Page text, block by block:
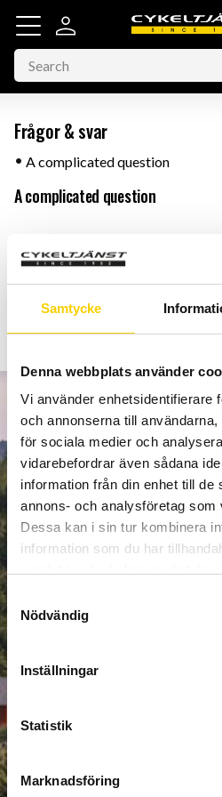
Samtycke
Denna webbplats använder
Vi använder enhetsidentifierare
och annonserna till
för sociala medier och
vidarebefordrar även sådana
information från din enhet till de
annons- och analysföretag som
Dessa kan i sin tur kombinera
information som du har
a
m
t
y
c
k
e
s
v
Nödvändig
Inställningar
Statistik
Marknadsföring
Menu
Frågor & svar
A complicated question
A complicated question
Your answer to the question
Your personal information is
privacy
KONTAKTA OSS
Vi finns här för att hjälpa dig.
post, eller besök oss på adressen
Fredag 9:30 - 18:00
+46 8550 338 67